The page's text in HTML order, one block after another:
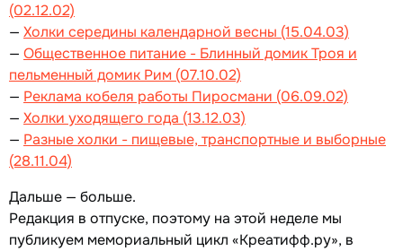
(02.12.02)
— Холки середины календарной весны (15.04.03)
— Общественное питание - Блинный домик Троя и
пельменный домик Рим (07.10.02)
— Реклама кобеля работы Пиросмани (06.09.02)
— Холки уходящего года (13.12.03)
— Разные холки - пищевые, транспортные и выборные
(28.11.04)
Дальше — больше.
Редакция в отпуске, поэтому на этой неделе мы
публикуем мемориальный цикл «Креатифф.ру», в